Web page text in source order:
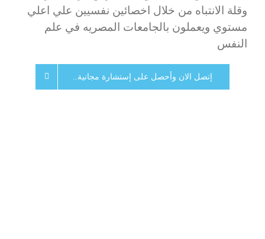
وقلة الانتباه من خلال اخصائين نفسيين علي اعلي
مستوي ويعملون بالجامعات المصريه في علم
النفس
إتصل الان وأحصل على إستشارة مجانية..